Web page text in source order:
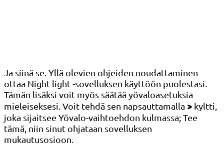
Ja siinä se. Yllä olevien ohjeiden noudattaminen
ottaa Night light -sovelluksen käyttöön puolestasi.
Tämän lisäksi voit myös säätää yövaloasetuksia
mieleiseksesi. Voit tehdä sen napsauttamalla > kyltti,
joka sijaitsee Yövalo-vaihtoehdon kulmassa; Tee
tämä, niin sinut ohjataan sovelluksen
mukautusosioon.